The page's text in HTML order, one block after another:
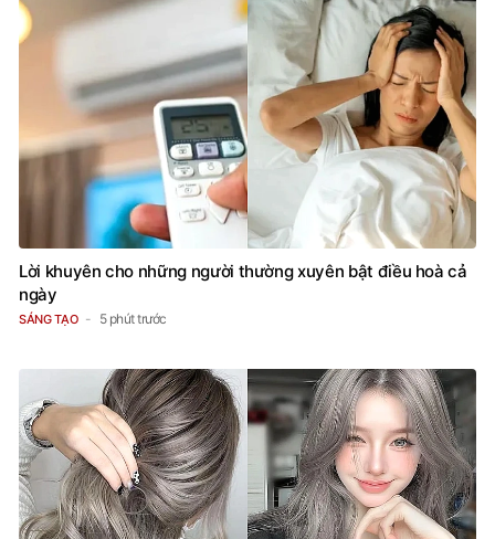
Lời khuyên cho những người thường xuyên bật điều hoà cả
ngày
SÁNG TẠO 5 phút trước